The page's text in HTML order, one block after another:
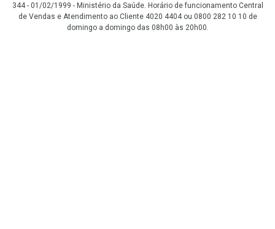
344 - 01/02/1999 - Ministério da Saúde. Horário de funcionamento Central
de Vendas e Atendimento ao Cliente 4020 4404 ou 0800 282 10 10 de
domingo a domingo das 08h00 às 20h00.